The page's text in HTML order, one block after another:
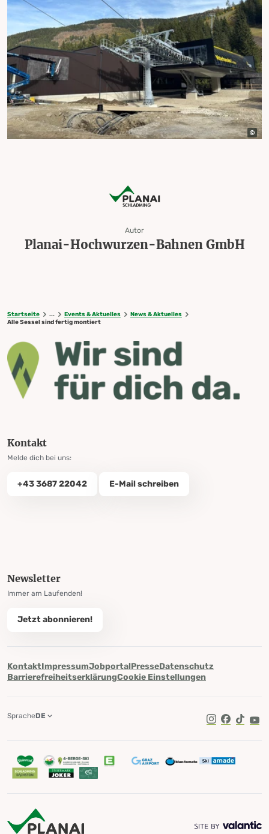
Autor
Planai-Hochwurzen-Bahnen GmbH
Startseite ... Events & Aktuelles
News & Aktuelles
Alle Sessel sind fertig montiert
Kontakt
Melde dich bei uns:
+43 3687 22042 E-Mail schreiben
Newsletter
Immer am Laufenden!
Jetzt abonnieren!
KontaktImpressumJobportalPresseDatenschutz
BarrierefreiheitserklärungCookie Einstellungen
TikTok
SpracheDE